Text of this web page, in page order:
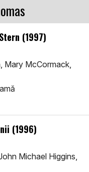
(1997)
Mary McCormack,
(1996)
Michael Higgins,